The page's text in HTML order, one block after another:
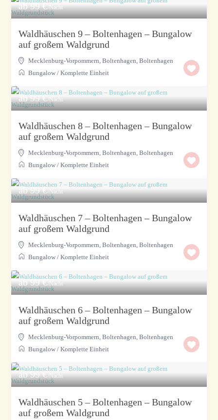
ab 99 €/Nacht
Waldhäuschen 9 – Boltenhagen – Bungalow
auf großem Waldgrund
Mecklenburg-Vorpommern, Boltenhagen,Boltenhagen
Bungalow /Komplette Einheit
ab 99 €/Nacht
Waldhäuschen 8 – Boltenhagen – Bungalow
auf großem Waldgrund
Mecklenburg-Vorpommern, Boltenhagen,Boltenhagen
Bungalow /Komplette Einheit
ab 99 €/Nacht
Waldhäuschen 7 – Boltenhagen – Bungalow
auf großem Waldgrund
Mecklenburg-Vorpommern, Boltenhagen,Boltenhagen
Bungalow /Komplette Einheit
ab 99 €/Nacht
Waldhäuschen 6 – Boltenhagen – Bungalow
auf großem Waldgrund
Mecklenburg-Vorpommern, Boltenhagen,Boltenhagen
Bungalow /Komplette Einheit
ab 99 €/Nacht
Waldhäuschen 5 – Boltenhagen – Bungalow
auf großem Waldgrund